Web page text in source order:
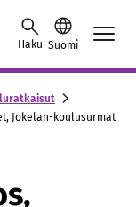
Haku Suomi
Jokelan-koulusurmat